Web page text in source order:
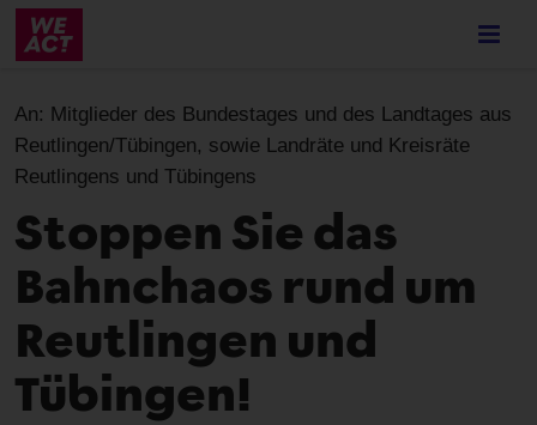
Skip
content
An: Mitglieder des Bundestages und des Landtages aus
Reutlingen/Tübingen, sowie Landräte und Kreisräte
Reutlingens und Tübingens
Stoppen Sie das
Bahnchaos rund um
Reutlingen und
Tübingen!